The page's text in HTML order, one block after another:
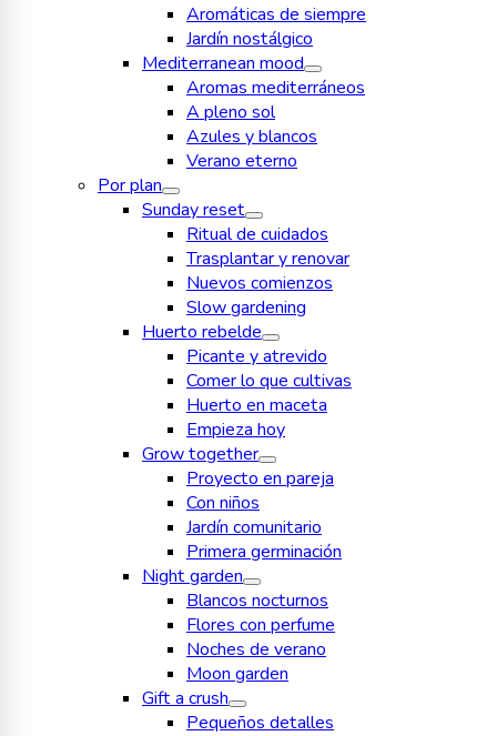
Aromáticas de siempre
Jardín nostálgico
Mediterranean mood
Aromas mediterráneos
A pleno sol
Azules y blancos
Verano eterno
Por plan
Sunday reset
Ritual de cuidados
Trasplantar y renovar
Nuevos comienzos
Slow gardening
Huerto rebelde
Picante y atrevido
Comer lo que cultivas
Huerto en maceta
Empieza hoy
Grow together
Proyecto en pareja
Con niños
Jardín comunitario
Primera germinación
Night garden
Blancos nocturnos
Flores con perfume
Noches de verano
Moon garden
Gift a crush
Pequeños detalles